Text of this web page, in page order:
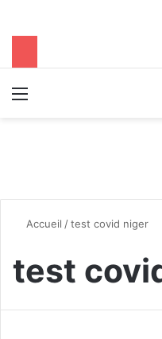
Accueil /test covid niger
test